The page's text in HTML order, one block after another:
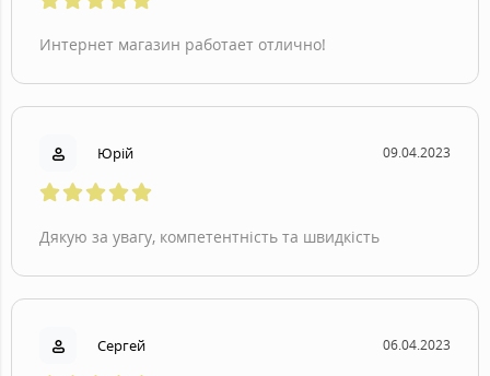
Интернет магазин работает отлично!
Юрій 09.04.2023
Дякую за увагу, компетентність та швидкість
Сергей 06.04.2023